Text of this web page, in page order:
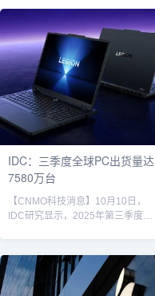
IDC：三季度全球PC出货量达
7580万台
【CNMO科技消息】10月10日，
IDC研究显示，2025年第三季度全
笔记本电脑CNMO获悉，2025年
第三季度全球传统PC（包括台式
机、笔记本电脑和工作站）市场